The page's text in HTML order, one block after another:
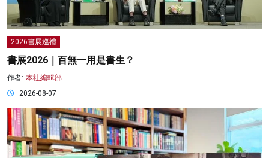
2026書展巡禮
書展2026｜百無一用是書生？
作者: 本社編輯部
2026-08-07